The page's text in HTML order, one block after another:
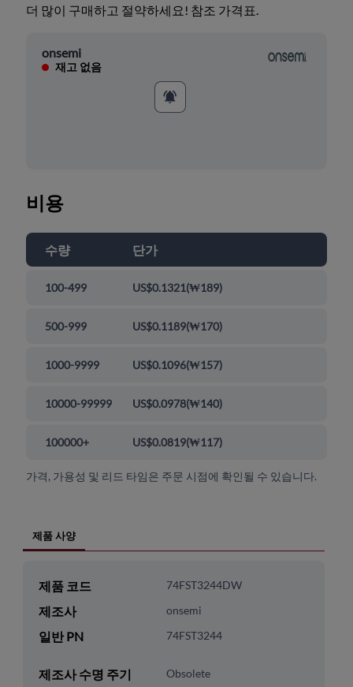
더 많이 구매하고 절약하세요! 참조 가격표.
onsemi
재고 없음
비용
수량 단가
100-499 US$0.1321(₩189)
500-999 US$0.1189(₩170)
1000-9999 US$0.1096(₩157)
10000-99999 US$0.0978(₩140)
100000+ US$0.0819(₩117)
가격, 가용성 및 리드 타임은 주문 시점에 확인될 수 있습니다.
제품 사양
제품 코드 74FST3244DW
제조사 onsemi
일반 PN 74FST3244
제조사 수명 주기 Obsolete